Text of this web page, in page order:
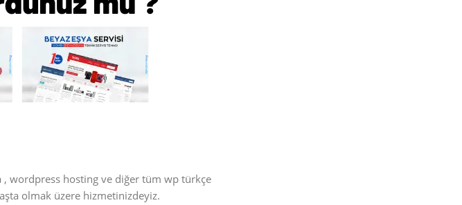
, wordpress hosting ve diğer tüm wp türkçe
olmak üzere hizmetinizdeyiz.